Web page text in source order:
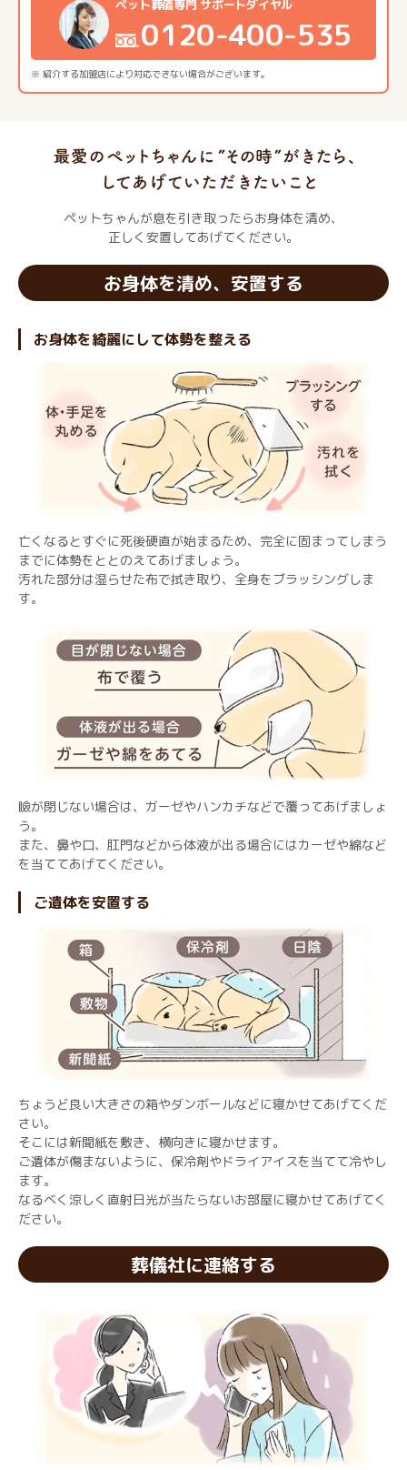
※ 紹介する加盟店により対応できない場合がございます。
ペット葬儀専門 サポートダイヤル
0120-400-535
ペットちゃんが息を引き取ったらお身体を清め、
正しく安置してあげてください。
お身体を清め、安置する
お身体を綺麗にして体勢を整える
亡くなるとすぐに死後硬直が始まるため、完全に固まってしまう
までに体勢をととのえてあげましょう。
汚れた部分は湿らせた布で拭き取り、全身をブラッシングしま
す。
瞼が閉じない場合は、ガーゼやハンカチなどで覆ってあげましょ
う。
また、鼻や口、肛門などから体液が出る場合にはカーゼや綿など
を当ててあげてください。
ご遺体を安置する
ちょうど良い大きさの箱やダンボールなどに寝かせてあげてくだ
さい。
そこには新聞紙を敷き、横向きに寝かせます。
ご遺体が傷まないように、保冷剤やドライアイスを当てて冷やし
ます。
なるべく涼しく直射日光が当たらないお部屋に寝かせてあげてく
ださい。
葬儀社に連絡する